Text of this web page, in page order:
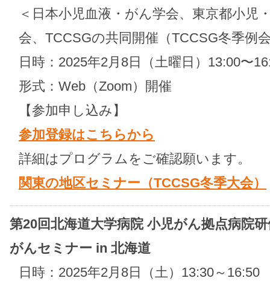
＜日本小児血液・がん学会、東京都小児
会、TCCSGの共同開催（TCCSG冬季例
日時：2025年2月8日（土曜日）13:00〜
形式：Web（Zoom）開催
【参加申し込み】
参加登録はこちらから
詳細はプログラムをご確認願います。
関東の地区セミナー（TCCSG冬季大会）
第20回北海道大学病院 小児がん拠点病院
がんセミナー in 北海道
日時：2025年2月8日（土）13:30～16:50